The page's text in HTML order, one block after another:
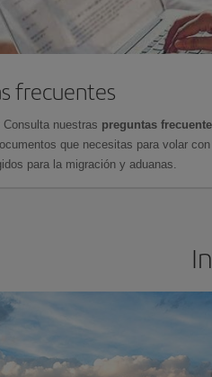
frecuentes
nuestras preguntas
que necesitas para volar
para la migración y aduanas.